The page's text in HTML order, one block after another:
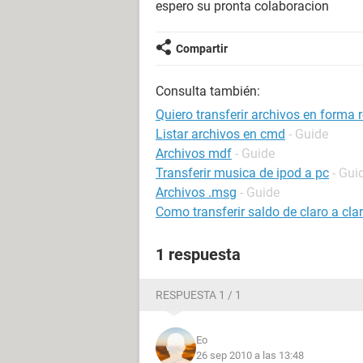
espero su pronta colaboracion
Compartir
Consulta también:
Quiero transferir archivos en forma
Listar archivos en cmd - Guide
Archivos mdf - Guide
Transferir musica de ipod a pc -
Archivos .msg - Guide
Como transferir saldo de claro a
1 respuesta
RESPUESTA 1 / 1
Eo
26 sep 2010 a las 13:48